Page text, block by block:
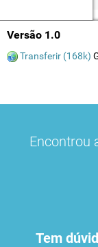
Versão 1.0
Transferir (168k)
Encontrou
Tem